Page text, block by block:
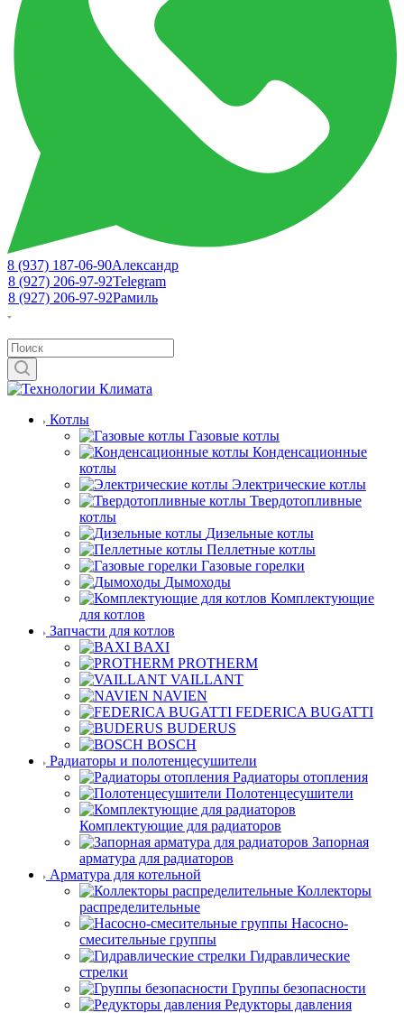
8 (937) 187-06-90Александр
8 (927) 206-97-92Telegram
8 (927) 206-97-92Рамиль
Котлы
Газовые котлы
Конденсационные
котлы
Электрические котлы
Твердотопливные
котлы
Дизельные котлы
Пеллетные котлы
Газовые горелки
Дымоходы
Комплектующие
для котлов
Запчасти для котлов
BAXI
PROTHERM
VAILLANT
NAVIEN
FEDERICA BUGATTI
BUDERUS
BOSCH
Радиаторы и полотенцесушители
Радиаторы отопления
Полотенцесушители
Комплектующие для радиаторов
Запорная
арматура для радиаторов
Арматура для котельной
Коллекторы
распределительные
Насосно-
смесительные группы
Гидравлические
стрелки
Группы безопасности
Редукторы давления